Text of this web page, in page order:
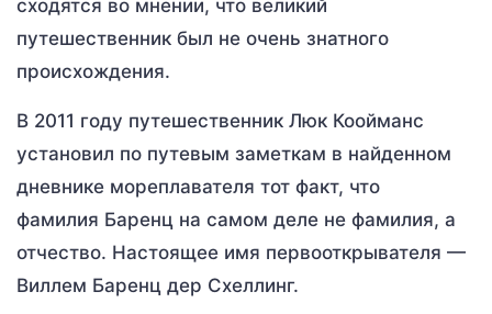
сходятся во мнении, что великий
путешественник был не очень знатного
происхождения.
В 2011 году путешественник Люк Коойманс
установил по путевым заметкам в найденном
дневнике мореплавателя тот факт, что
фамилия Баренц на самом деле не фамилия, а
отчество. Настоящее имя первооткрывателя —
Виллем Баренц дер Схеллинг.